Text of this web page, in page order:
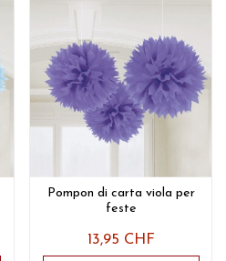
Pompon di carta viola per
feste
13,95 CHF